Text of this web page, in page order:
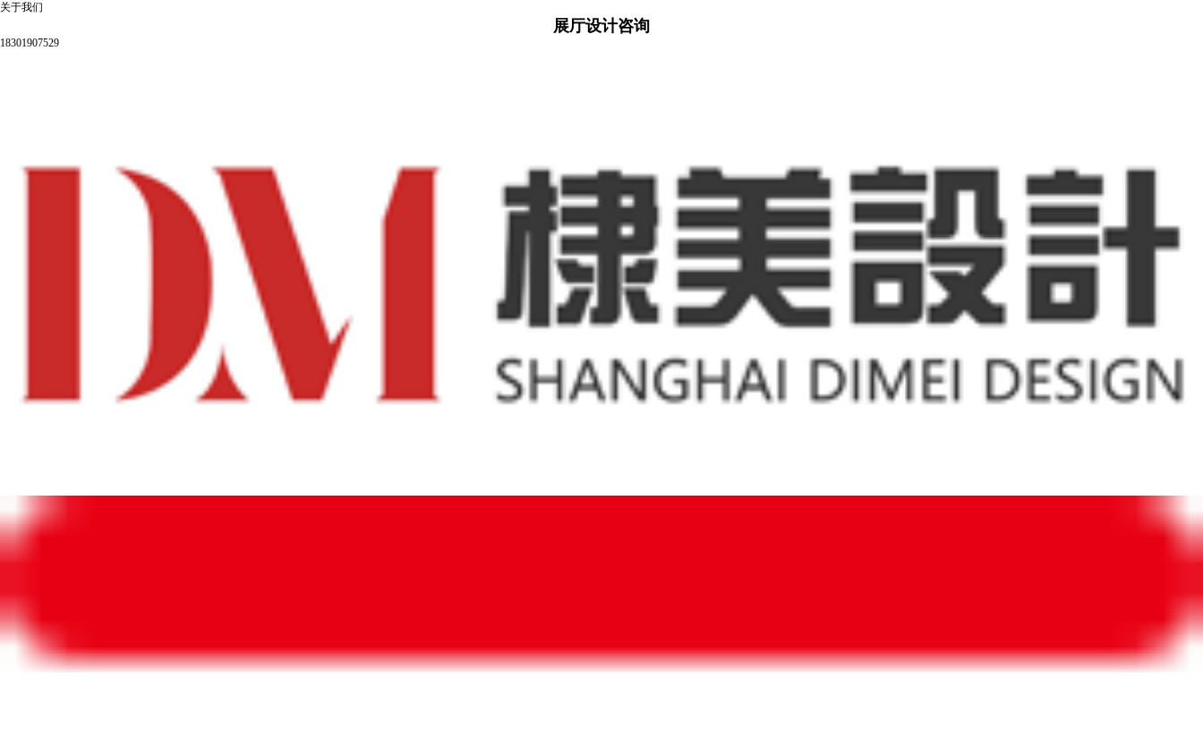
关于我们
展厅设计咨询
18301907529